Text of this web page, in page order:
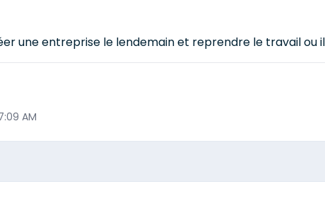
une entreprise le lendemain et reprendre le travail ou
AM